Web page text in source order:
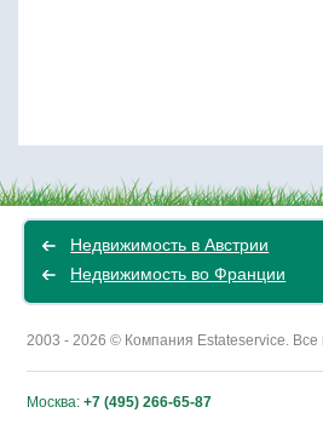
Недвижимость в Австрии
Недвижимость во Франции
2003 - 2026 © Компания Estateservice.
Москва: +7 (495) 266-65-87